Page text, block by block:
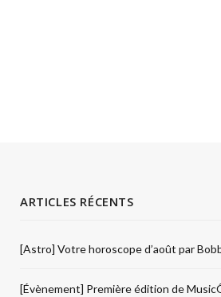
ARTICLES RÉCENTS
[Astro] Votre horoscope d’août par
[Évènement] Première édition de